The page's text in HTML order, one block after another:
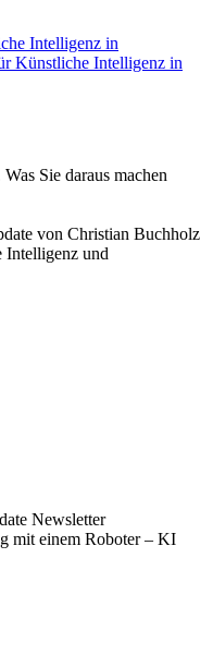
Intelligenz in
Künstliche Intelligenz in
Sie daraus machen
von Christian Buchholz
Intelligenz und